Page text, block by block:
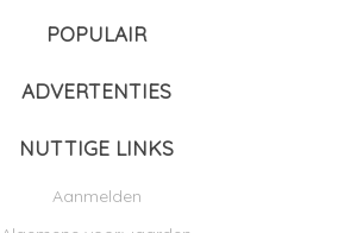
POPULAIR
ADVERTENTIES
NUTTIGE LINKS
Aanmelden